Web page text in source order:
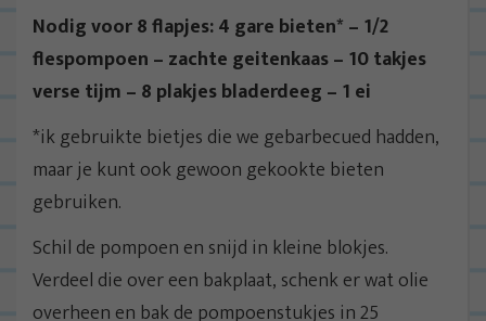
Nodig voor 8 flapjes: 4 gare bieten* – 1/2
flespompoen – zachte geitenkaas – 10 takjes
verse tijm – 8 plakjes bladerdeeg – 1 ei
*ik gebruikte bietjes die we gebarbecued hadden,
maar je kunt ook gewoon gekookte bieten
gebruiken.
Schil de pompoen en snijd in kleine blokjes.
Verdeel die over een bakplaat, schenk er wat olie
overheen en bak de pompoenstukjes in 25